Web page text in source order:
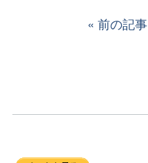
前の記事